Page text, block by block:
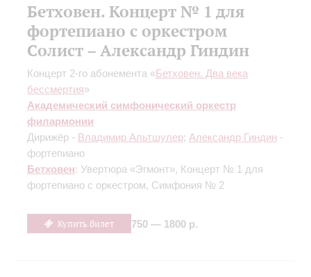
Бетховен. Концерт № 1 для
фортепиано с оркестром
Солист – Александр Гиндин
Концерт 2-го абонемента «Бетховен. Два века
бессмертия»
Академический симфонический оркестр
филармонии
Дирижёр - Владимир Альтшулер; Александр Гиндин -
фортепиано
Бетховен: Увертюра «Эгмонт», Концерт № 1 для
фортепиано с оркестром, Симфония № 2
Купить билет 750 — 1800 р.